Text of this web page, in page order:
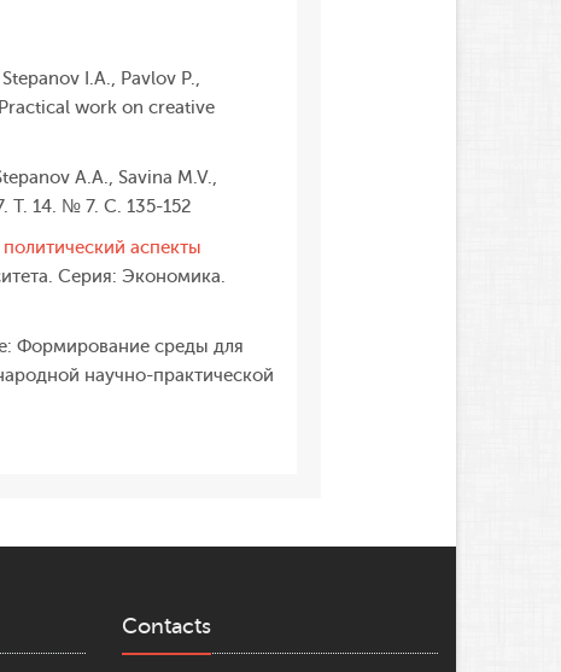
I.A., Pavlov P.,
work on creative
A.A., Savina M.V.,
Т. 14. № 7. С. 135-152
аспекты
Серия: Экономика.
Формирование среды для
научно-практической
Contacts